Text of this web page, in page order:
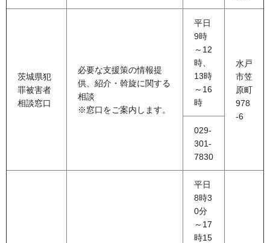
茨城県犯
罪被害者
相談窓口
必要な支援策の情報提
供、紹介・斡旋に関する
相談
※窓口をご案内します。
平日
9時
～12
時、
13時
～16
時
水戸
市笠
原町
978
-6
029-
301-
7830
平日
8時3
0分
～17
時15